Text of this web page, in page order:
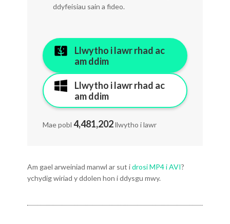
ddyfeisiau sain a fideo.
Llwytho i lawr rhad ac
am ddim
Llwytho i lawr rhad ac
am ddim
Mae pobl4,481,205llwytho i lawr
Am gael arweiniad manwl ar sut idrosi MP4 i AVI?
ychydig wiriad y ddolen hon i ddysgu mwy.